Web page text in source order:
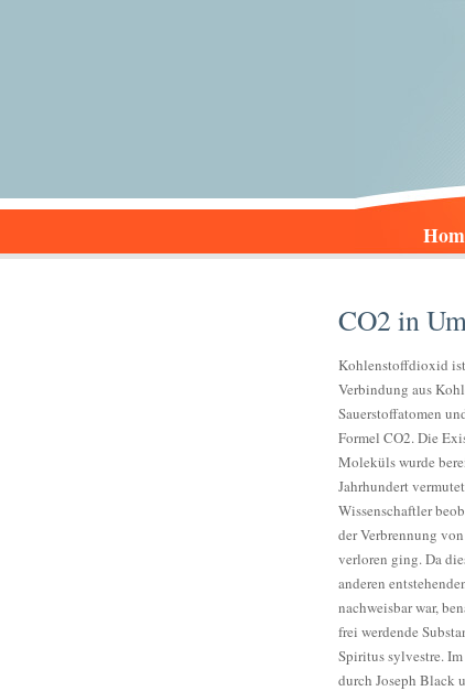
CO2 in
Kohlenstoffdioxid
Verbindung aus
Sauerstoffatomen
Formel CO2. Die
Moleküls wurde
Jahrhundert
Wissenschaftler
der Verbrennung
verloren ging. Da
anderen
nachweisbar war,
frei werdende
Spiritus sylvestre.
durch Joseph Black